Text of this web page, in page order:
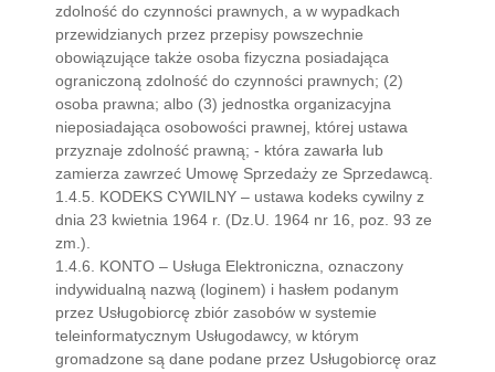
zdolność do czynności prawnych, a w wypadkach
przewidzianych przez przepisy powszechnie
obowiązujące także osoba fizyczna posiadająca
ograniczoną zdolność do czynności prawnych; (2)
osoba prawna; albo (3) jednostka organizacyjna
nieposiadająca osobowości prawnej, której ustawa
przyznaje zdolność prawną; - która zawarła lub
zamierza zawrzeć Umowę Sprzedaży ze Sprzedawcą.
1.4.5. KODEKS CYWILNY – ustawa kodeks cywilny z
dnia 23 kwietnia 1964 r. (Dz.U. 1964 nr 16, poz. 93 ze
zm.).
1.4.6. KONTO – Usługa Elektroniczna, oznaczony
indywidualną nazwą (loginem) i hasłem podanym
przez Usługobiorcę zbiór zasobów w systemie
teleinformatycznym Usługodawcy, w którym
gromadzone są dane podane przez Usługobiorcę oraz